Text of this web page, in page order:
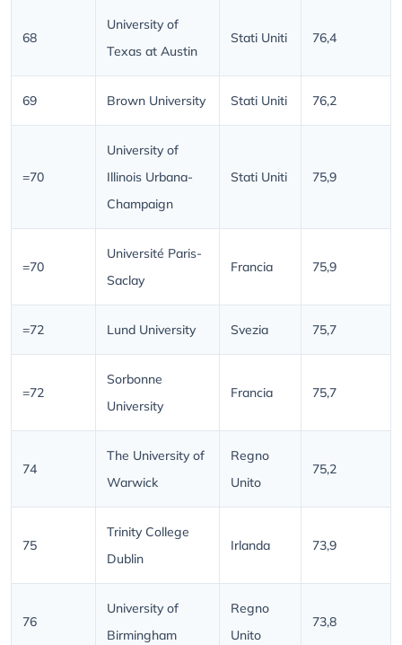
68
University of
Texas at Austin
Stati Uniti 76,4
69 Brown University Stati Uniti 76,2
=70
University of
Illinois Urbana-
Champaign
Stati Uniti 75,9
=70
Université Paris-
Saclay
Francia 75,9
=72 Lund University Svezia 75,7
=72
Sorbonne
University
Francia 75,7
74
The University of
Warwick
Regno
Unito
75,2
75
Trinity College
Dublin
Irlanda 73,9
76
University of
Birmingham
Regno
Unito
73,8